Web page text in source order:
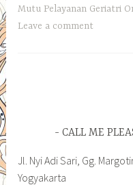
Mutu Pelayanan Geriatri
Leave a comment
CALL ME
Jl. Nyi Adi Sari, Gg.
Yogyakarta